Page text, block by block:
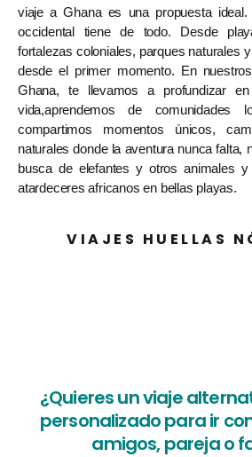
viaje a Ghana es una propuesta
occidental tiene de todo. Desde
fortalezas coloniales, parques naturales
desde el primer momento. En
Ghana, te llevamos a profundizar
vida,aprendemos de
compartimos momentos únicos,
naturales donde la aventura nunca falta,
busca de elefantes y otros animales y
atardeceres africanos en bellas playas.
VIAJES HUELLAS
¿Quieres un viaje
personalizado para ir
amigos, pareja o